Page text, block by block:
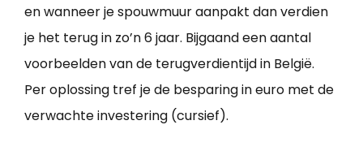
en wanneer je spouwmuur aanpakt dan verdien
je het terug in zo’n 6 jaar. Bijgaand een aantal
voorbeelden van de terugverdientijd in België.
Per oplossing tref je de besparing in euro met de
verwachte investering (cursief).